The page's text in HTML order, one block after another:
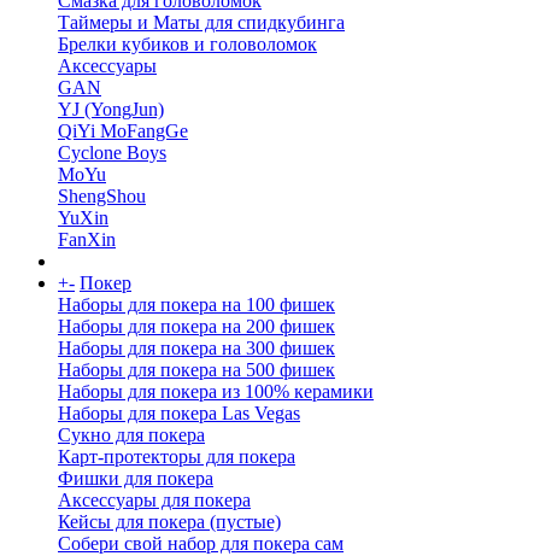
Таймеры и Маты для спидкубинга
Брелки кубиков и головоломок
Аксессуары
GAN
YJ (YongJun)
QiYi MoFangGe
Cyclone Boys
MoYu
ShengShou
YuXin
FanXin
+- Покер
Наборы для покера на 100 фишек
Наборы для покера на 200 фишек
Наборы для покера на 300 фишек
Наборы для покера на 500 фишек
Наборы для покера из 100% керамики
Наборы для покера Las Vegas
Сукно для покера
Карт-протекторы для покера
Фишки для покера
Аксессуары для покера
Кейсы для покера (пустые)
Собери свой набор для покера сам